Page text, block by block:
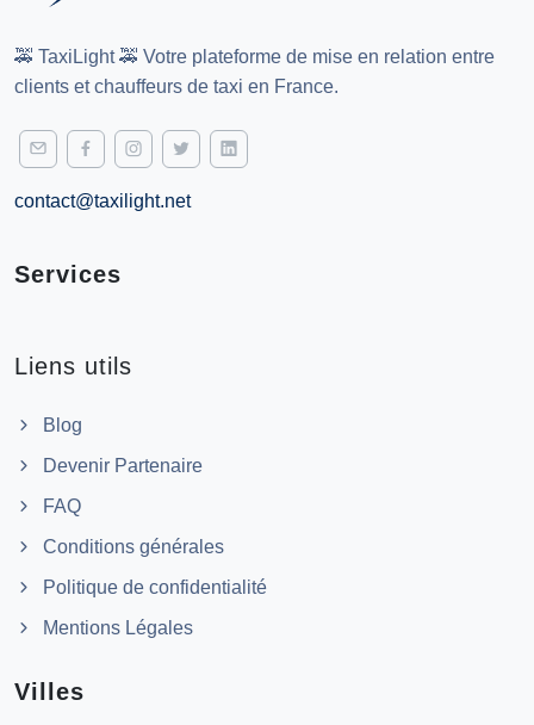
🚕 TaxiLight 🚕 Votre plateforme de mise en relation entre
clients et chauffeurs de taxi en France.
contact@taxilight.net
Services
Liens utils
Blog
Devenir Partenaire
FAQ
Conditions générales
Politique de confidentialité
Mentions Légales
Villes